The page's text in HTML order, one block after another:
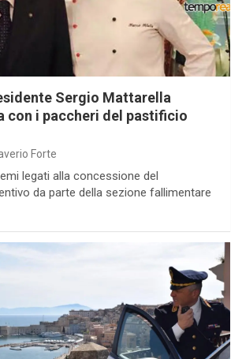
Sergio Mattarella
con i paccheri del pastificio
Forte
legati alla concessione del
da parte della sezione fallimentare